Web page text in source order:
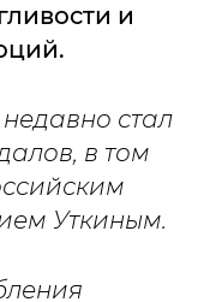
и
стал
в том
Уткиным.